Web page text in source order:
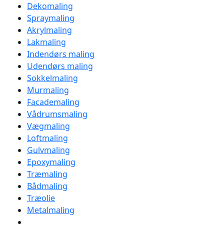
Dekomaling
Spraymaling
Akrylmaling
Lakmaling
Indendørs maling
Udendørs maling
Sokkelmaling
Murmaling
Facademaling
Vådrumsmaling
Vægmaling
Loftmaling
Gulvmaling
Epoxymaling
Træmaling
Bådmaling
Træolie
Metalmaling